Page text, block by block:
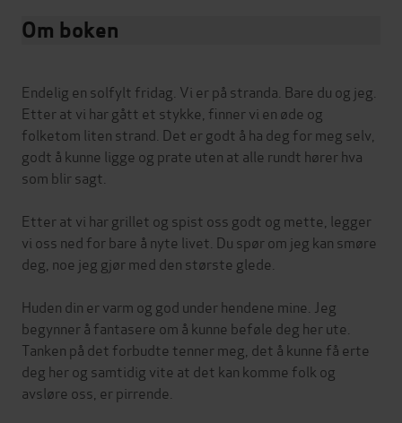
Om boken
Endelig en solfylt fridag. Vi er på stranda. Bare du og jeg.
Etter at vi har gått et stykke, finner vi en øde og
folketom liten strand. Det er godt å ha deg for meg selv,
godt å kunne ligge og prate uten at alle rundt hører hva
som blir sagt.
Etter at vi har grillet og spist oss godt og mette, legger
vi oss ned for bare å nyte livet. Du spør om jeg kan smøre
deg, noe jeg gjør med den største glede.
Huden din er varm og god under hendene mine. Jeg
begynner å fantasere om å kunne beføle deg her ute.
Tanken på det forbudte tenner meg, det å kunne få erte
deg her og samtidig vite at det kan komme folk og
avsløre oss, er pirrende.